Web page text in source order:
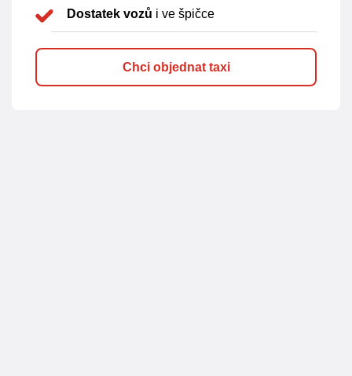
Dostatek vozů i ve špičce
Chci objednat taxi